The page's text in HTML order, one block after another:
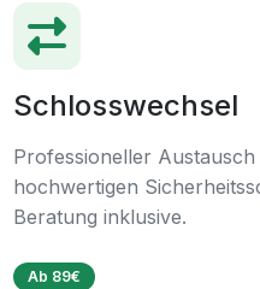
Schlosswechsel
Professioneller Austausch
hochwertigen
Beratung inklusive.
Ab 89€